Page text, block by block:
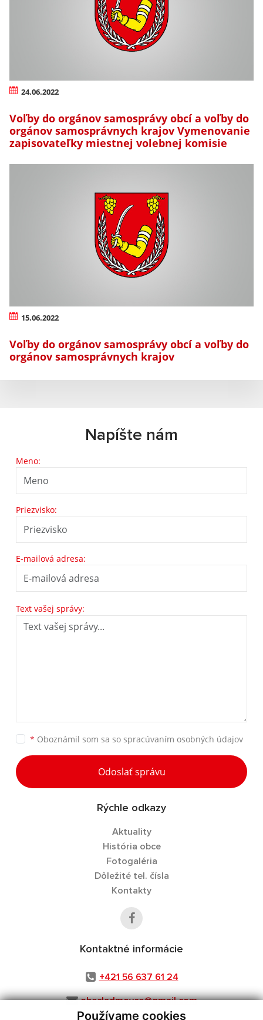
Používame cookies
24.06.2022
Voľby do orgánov samosprávy obcí a voľby do
orgánov samosprávnych krajov Vymenovanie
zapisovateľky miestnej volebnej komisie
15.06.2022
Voľby do orgánov samosprávy obcí a voľby do
orgánov samosprávnych krajov
Napíšte nám
Meno:
Priezvisko:
E-mailová adresa:
Text vašej správy:
* Oboznámil som sa so spracúvaním osobných údajov
Odoslať správu
Rýchle odkazy
Aktuality
História obce
Fotogaléria
Dôležité tel. čísla
Kontakty
Kontaktné informácie
+421 56 637 61 24
obecladmovce@gmail.com